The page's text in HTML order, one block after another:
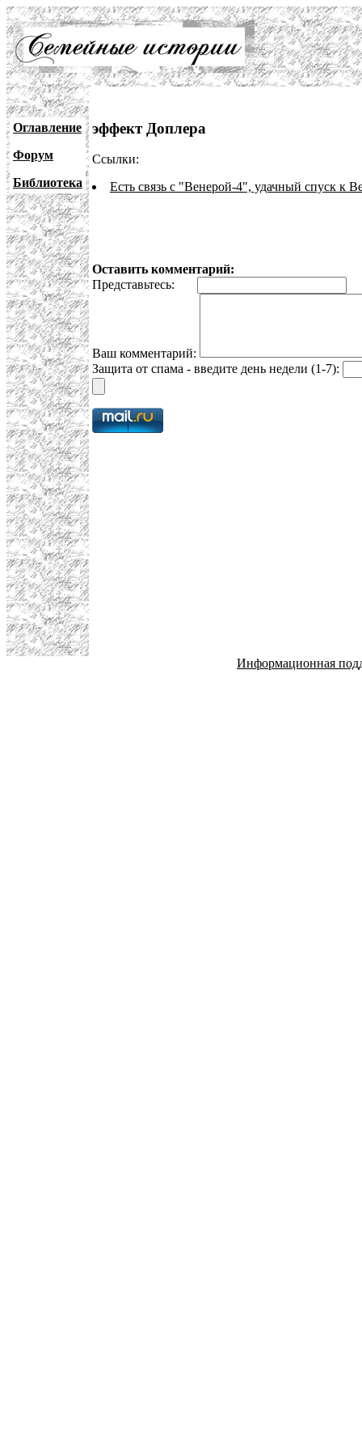
Оглавление
Форум
Библиотека
эффект Доплера
Ссылки:
Есть связь с "Венерой-4", удачный спуск к
Оставить комментарий:
Представьтесь:
Ваш комментарий:
Защита от спама - введите день недели (1-7):
Информационная